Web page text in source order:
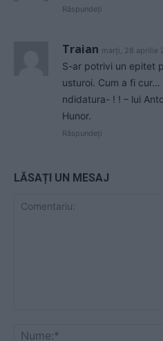
Răspundeți
Traian marți, 28 aprilie
S-ar potrivi un epitet
usturoi. Cum a fi cur…
ndidatura- ! ! – lui
Hunor.
Răspundeți
LĂSAȚI UN MESAJ